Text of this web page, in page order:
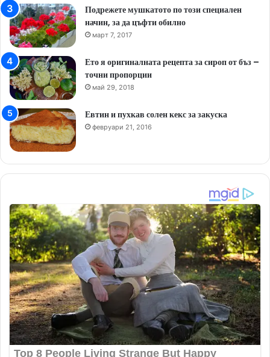
Подрежете мушкатото по този специален
начин, за да цъфти обилно
март 7, 2017
Ето я оригиналната рецепта за сироп от бъз –
точни пропорции
май 29, 2018
Евтин и пухкав солен кекс за закуска
февруари 21, 2016